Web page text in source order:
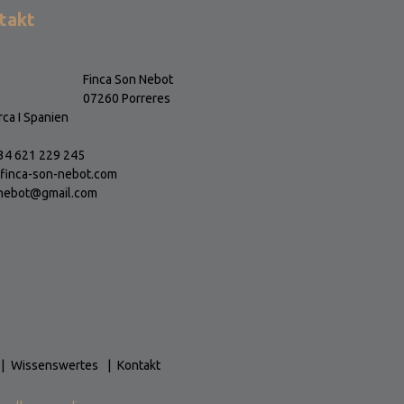
Finca Son Nebot
07260 Porreres
I Spanien
621 229 245
son-nebot.com
Wissenswertes Kontakt